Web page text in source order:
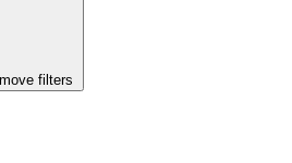
filters